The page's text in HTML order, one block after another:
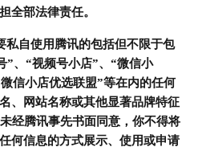
全部法律责任。
私自使用腾讯的包括但不限于包
”、“视频号小店”、“微信小
信小店优选联盟”等在内的任何
、网站名称或其他显著品牌特征
经腾讯事先书面同意，你不得将
何信息的方式展示、使用或申请